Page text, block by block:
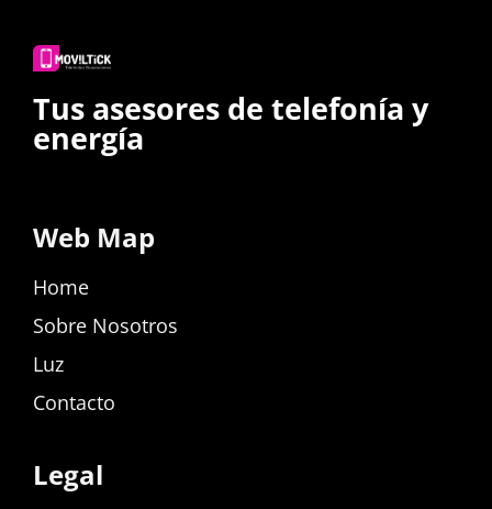
Tus asesores de telefonía y
energía
Web Map
Home
Sobre Nosotros
Luz
Contacto
Legal